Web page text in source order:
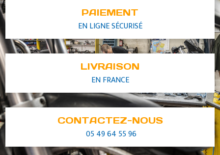
PAIEMENT
EN LIGNE SÉCURISÉ
LIVRAISON
EN FRANCE
CONTACTEZ-NOUS
05 49 64 55 96